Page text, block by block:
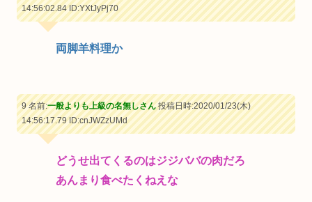
14:56:02.84ID:YXtJyPj70
両脚羊料理か
9 名前:一般よりも上級の名無しさん投稿日時:2020/01/23(木)
14:56:17.79ID:cnJWZzUMd
どうせ出てくるのはジジババの肉だろ
あんまり食べたくねえな